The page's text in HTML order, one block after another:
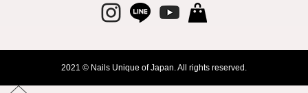
2021 © Nails Unique of Japan. All rights reserved.